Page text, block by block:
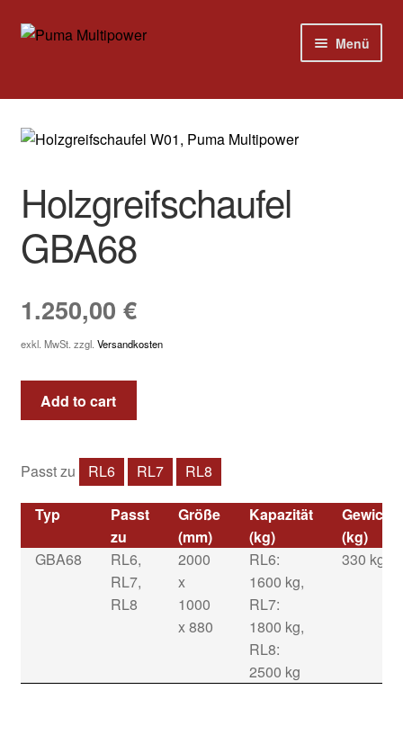
Zur
Zum
Menü
Home
Modelle
Versandkosten
Kontakt
Holzgreifschaufel
GBA68
1.250,00 €
exkl. MwSt. zzgl. Versandkosten
Add to cart
Passt zu RL6 RL7 RL8
Typ
Passt
zu
Größe
(mm)
Kapazität
(kg)
Gewicht
(kg)
GBA68
RL6,
RL7,
RL8
2000
x
1000
x 880
RL6:
1600 kg,
RL7:
1800 kg,
RL8:
2500 kg
330 kg